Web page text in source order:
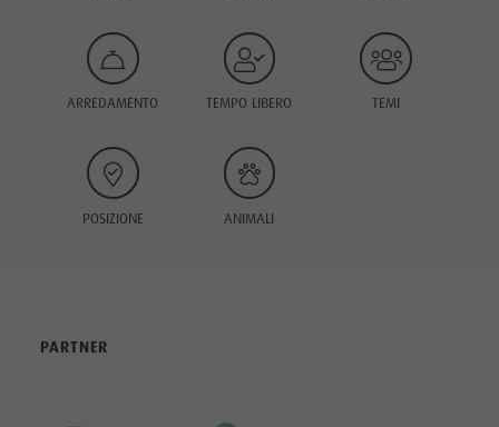
ARREDAMENTO TEMPO LIBERO TEMI
POSIZIONE ANIMALI
PARTNER